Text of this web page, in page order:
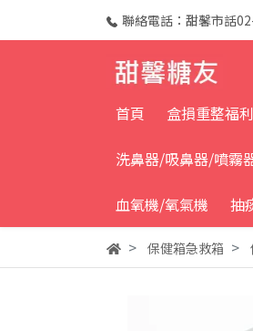
聯絡電話：甜馨市話
首頁 盒損重整福
洗鼻器/吸鼻器/噴霧
血氧機/氧氣機 抽
保健箱急救箱